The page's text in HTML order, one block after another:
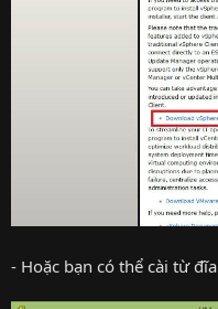
- Hoặc bạn có thể cài từ